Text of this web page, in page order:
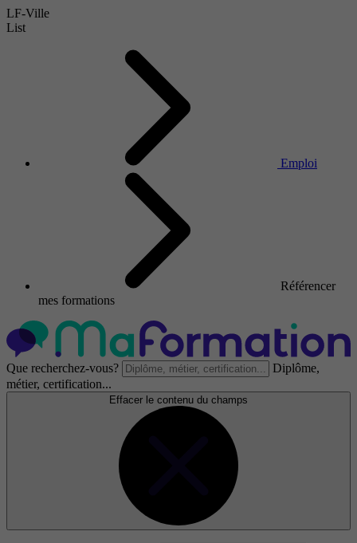
LF-Ville
List
Emploi
Référencer
mes formations
Que recherchez-vous?
Diplôme,
métier, certification...
Effacer le contenu du champs